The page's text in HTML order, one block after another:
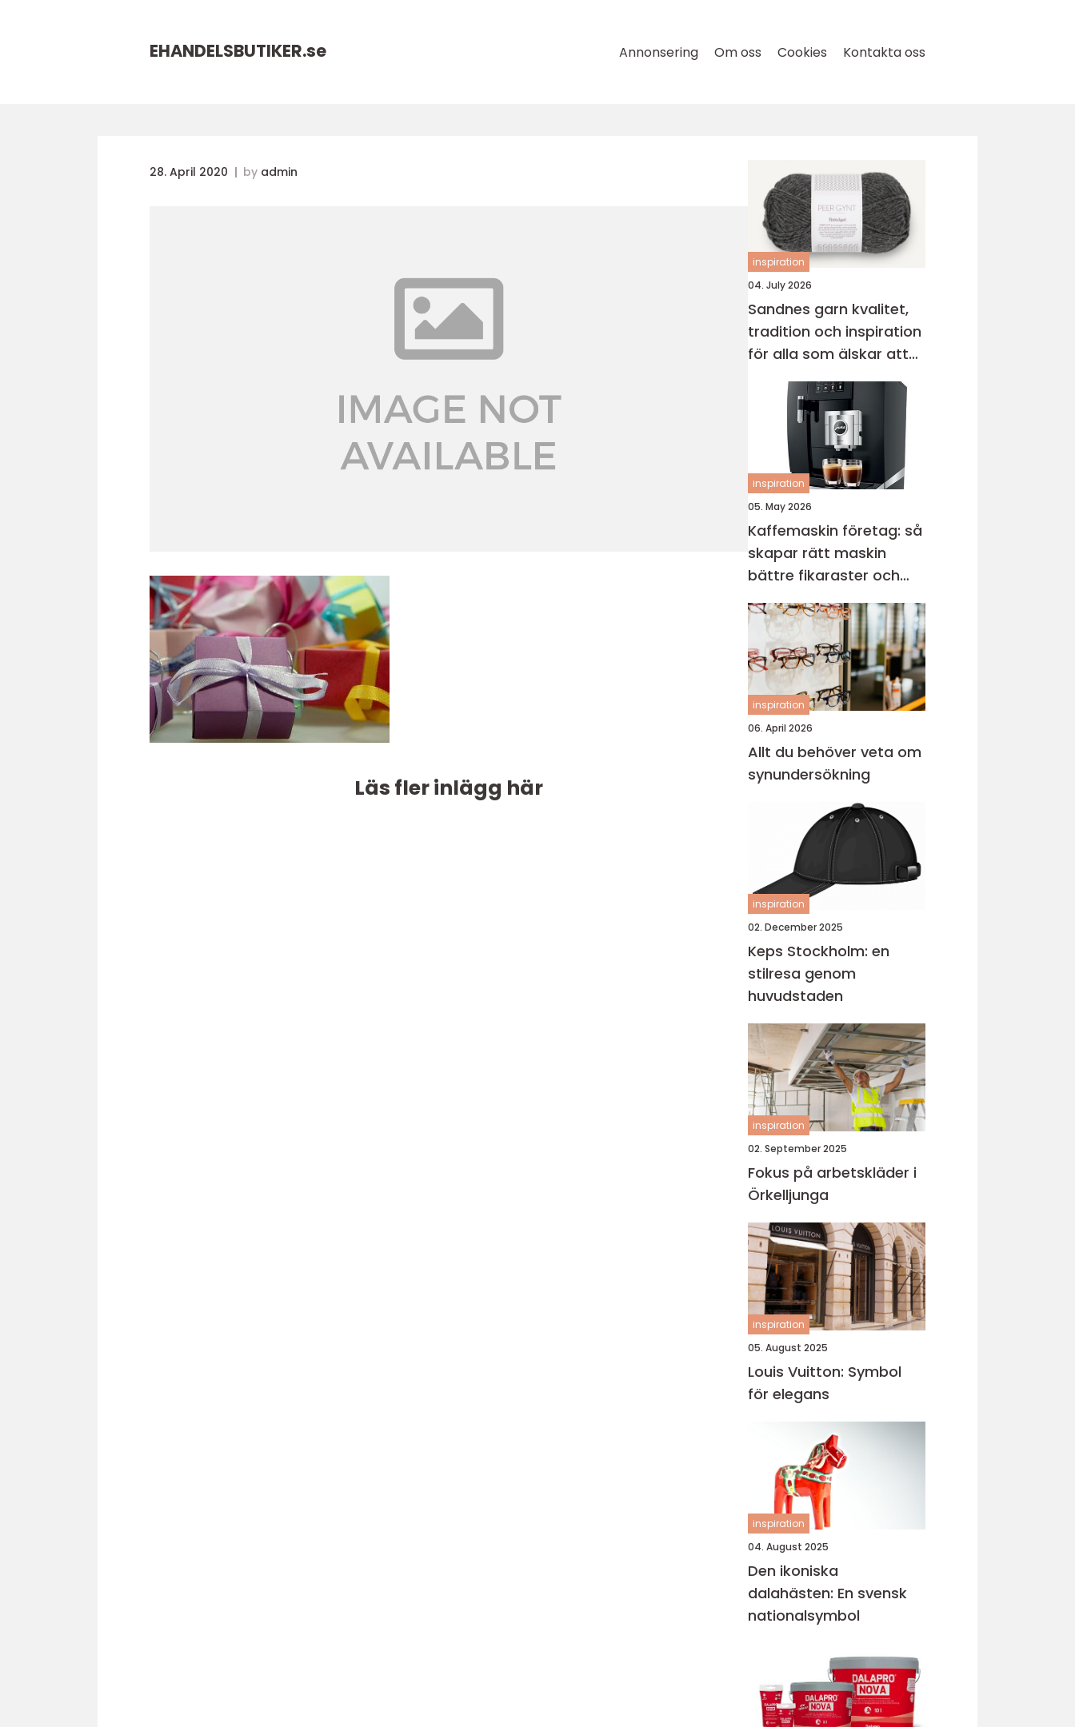
EHANDELSBUTIKER.se Annonsering Om oss Cookies Kontakta oss
28. April 2020 by admin
Läs fler inlägg här
inspiration
04. July 2026
Sandnes garn kvalitet,
tradition och inspiration
för alla som älskar att
sticka
inspiration
05. May 2026
Kaffemaskin företag: så
skapar rätt maskin
bättre fikaraster och
nöjdare medarbetare
inspiration
06. April 2026
Allt du behöver veta om
synundersökning
inspiration
02. December 2025
Keps Stockholm: en
stilresa genom
huvudstaden
inspiration
02. September 2025
Fokus på arbetskläder i
Örkelljunga
inspiration
05. August 2025
Louis Vuitton: Symbol
för elegans
inspiration
04. August 2025
Den ikoniska
dalahästen: En svensk
nationalsymbol